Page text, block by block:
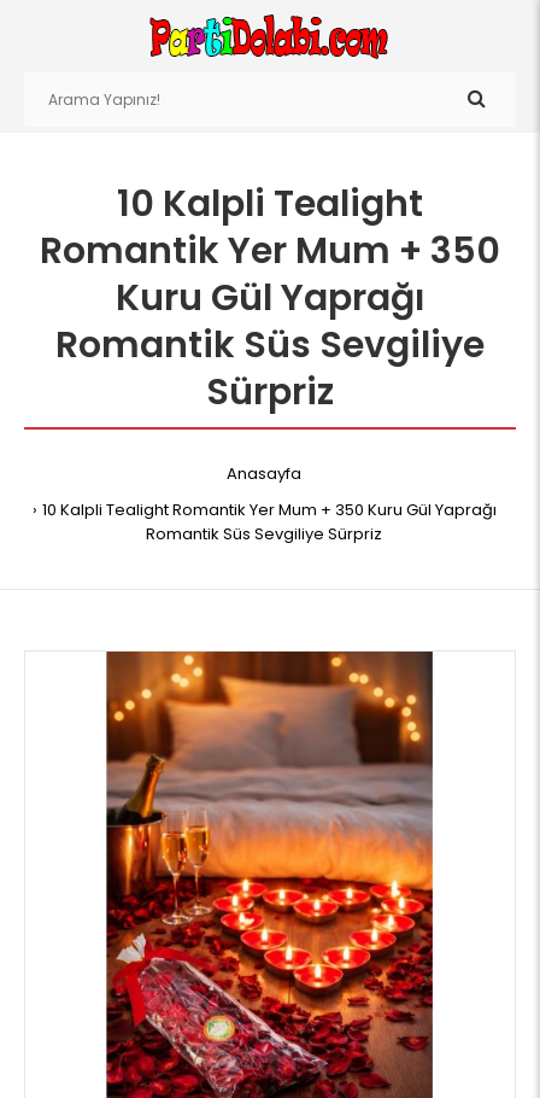
10 Kalpli Tealight
Romantik Yer Mum + 350
Kuru Gül Yaprağı
Romantik Süs Sevgiliye
Sürpriz
Anasayfa
10 Kalpli Tealight Romantik Yer Mum + 350 Kuru Gül Yaprağı
Romantik Süs Sevgiliye Sürpriz